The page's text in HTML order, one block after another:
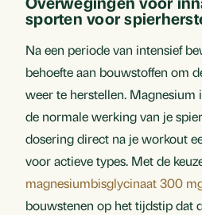
sporten voor
Na een periode van intensief
behoefte aan bouwstoffen om
weer te herstellen. Magnesium
de normale werking van je
dosering direct na je workout
voor actieve types. Met de
magnesiumbisglycinaat 300
bouwstenen op het tijdstip dat